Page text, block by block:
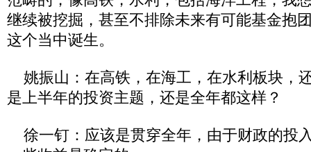
继续被挖掘，甚至不排除未来有可能基金抱
这个当中诞生。
姚振山：在高铁，在海工，在水利板块，
是上半年的投资主题，还是全年都这样？
徐一钉：应该是贯穿全年，由于财政的投